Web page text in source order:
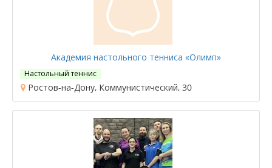
Академия настольного тенниса «Олимп»
Настольный теннис
Ростов-на-Дону, Коммунистический, 30